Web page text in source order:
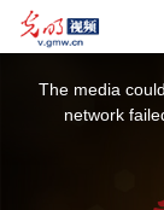
The media
network